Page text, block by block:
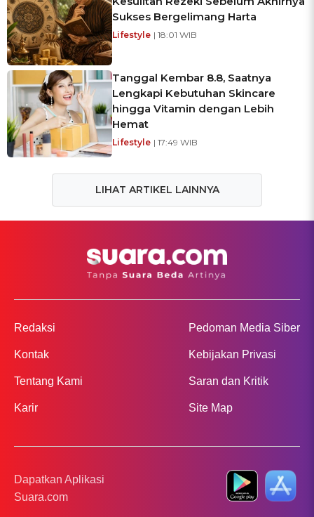
Sukses Bergelimang Harta
Lifestyle | 18:01 WIB
Tanggal Kembar 8.8, Saatnya
Lengkapi Kebutuhan Skincare
hingga Vitamin dengan Lebih
Hemat
Lifestyle | 17:49 WIB
LIHAT ARTIKEL LAINNYA
Redaksi
Kontak
Tentang Kami
Karir
Pedoman Media Siber
Kebijakan Privasi
Saran dan Kritik
Site Map
Dapatkan Aplikasi
Suara.com